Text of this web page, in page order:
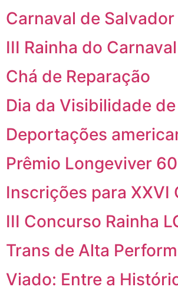
Carnaval de Salvador
III Rainha do
Chá de Reparação
Dia da Visibilidade
Deportações
Prêmio Longeviver
Inscrições para XXVI
III Concurso Rainha
Trans de Alta
Viado: Entre a